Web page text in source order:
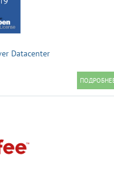
Datacenter